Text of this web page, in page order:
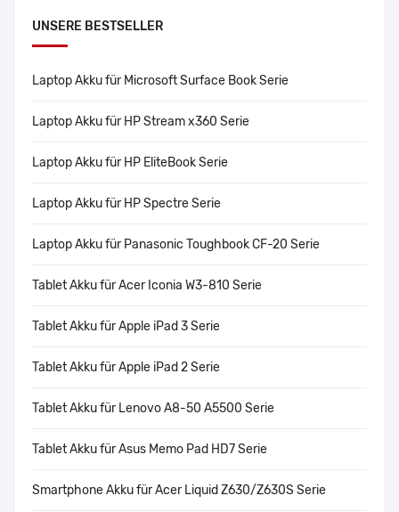
UNSERE BESTSELLER
Laptop Akku für Microsoft Surface Book Serie
Laptop Akku für HP Stream x360 Serie
Laptop Akku für HP EliteBook Serie
Laptop Akku für HP Spectre Serie
Laptop Akku für Panasonic Toughbook CF-20 Serie
Tablet Akku für Acer Iconia W3-810 Serie
Tablet Akku für Apple iPad 3 Serie
Tablet Akku für Apple iPad 2 Serie
Tablet Akku für Lenovo A8-50 A5500 Serie
Tablet Akku für Asus Memo Pad HD7 Serie
Smartphone Akku für Acer Liquid Z630/Z630S Serie